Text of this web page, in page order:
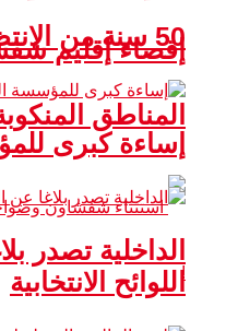
إقصاء إقليم
المناطق
50 سنة من الانتظار وما بعد
إساءة كبرى
الداخلية تصدر
اللوائح الانتخابية